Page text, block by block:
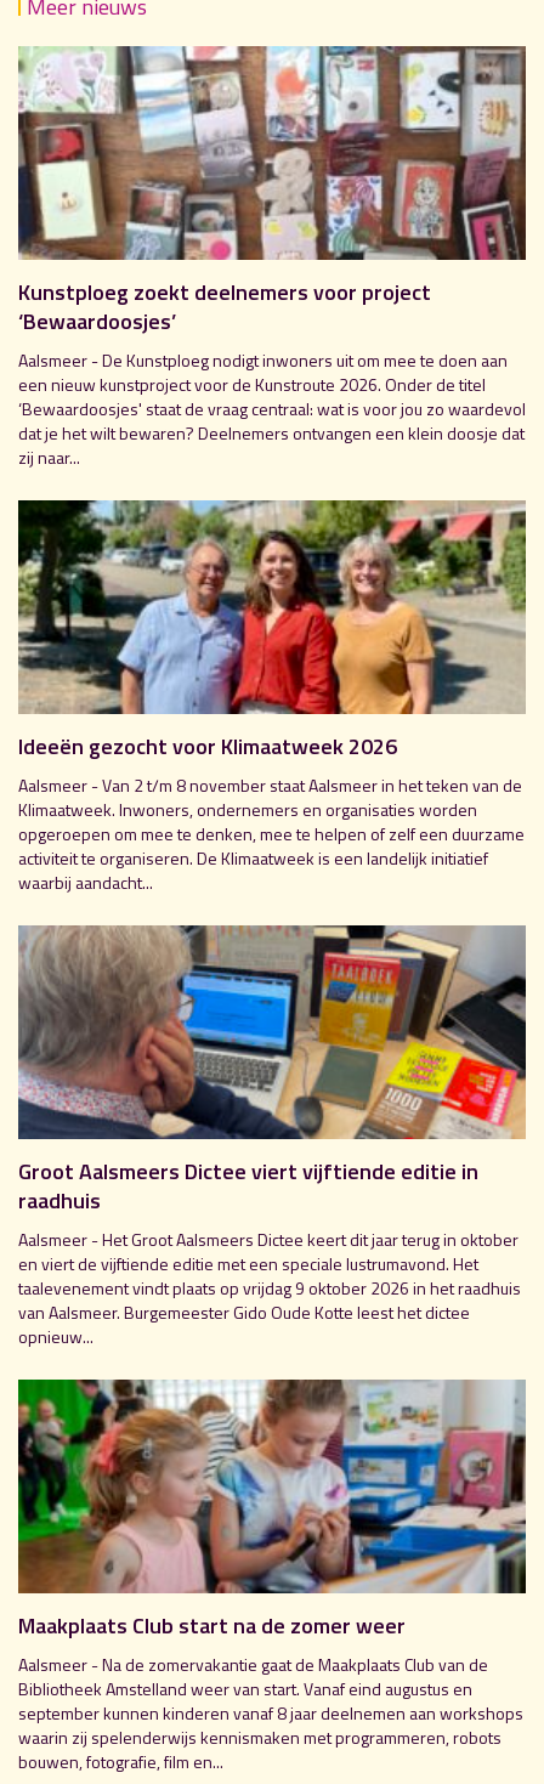
Meer nieuws
Kunstploeg zoekt deelnemers voor project
‘Bewaardoosjes’
Aalsmeer - De Kunstploeg nodigt inwoners uit om mee te doen aan
een nieuw kunstproject voor de Kunstroute 2026. Onder de titel
‘Bewaardoosjes' staat de vraag centraal: wat is voor jou zo waardevol
dat je het wilt bewaren? Deelnemers ontvangen een klein doosje dat
zij naar...
Ideeën gezocht voor Klimaatweek 2026
Aalsmeer - Van 2 t/m 8 november staat Aalsmeer in het teken van de
Klimaatweek. Inwoners, ondernemers en organisaties worden
opgeroepen om mee te denken, mee te helpen of zelf een duurzame
activiteit te organiseren. De Klimaatweek is een landelijk initiatief
waarbij aandacht...
Groot Aalsmeers Dictee viert vijftiende editie in
raadhuis
Aalsmeer - Het Groot Aalsmeers Dictee keert dit jaar terug in oktober
en viert de vijftiende editie met een speciale lustrumavond. Het
taalevenement vindt plaats op vrijdag 9 oktober 2026 in het raadhuis
van Aalsmeer. Burgemeester Gido Oude Kotte leest het dictee
opnieuw...
Maakplaats Club start na de zomer weer
Aalsmeer - Na de zomervakantie gaat de Maakplaats Club van de
Bibliotheek Amstelland weer van start. Vanaf eind augustus en
september kunnen kinderen vanaf 8 jaar deelnemen aan workshops
waarin zij spelenderwijs kennismaken met programmeren, robots
bouwen, fotografie, film en...